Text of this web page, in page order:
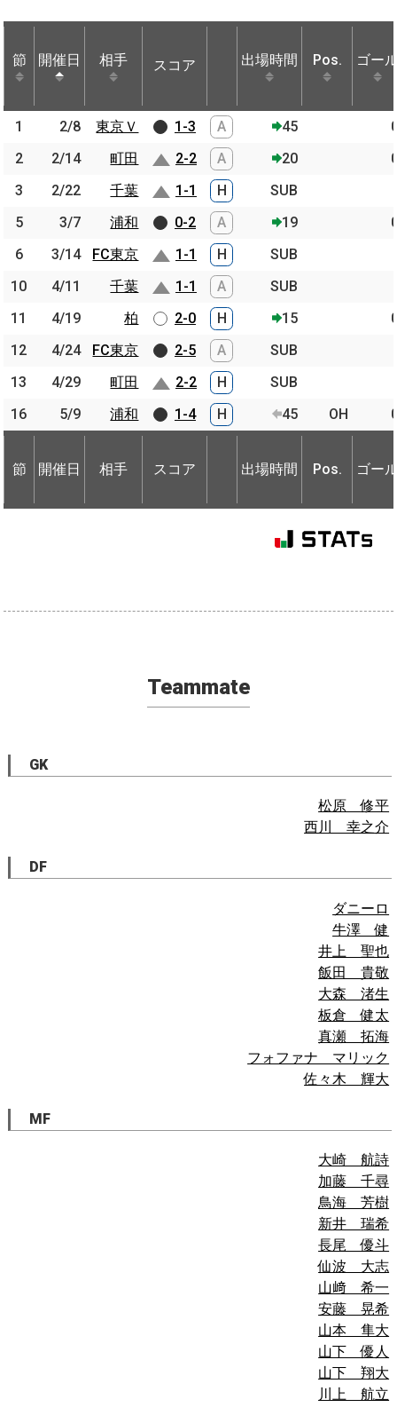
節 開催日 相手 スコア 出場時間 Pos. ゴー
節 開催日 相手 スコア 出場時間 ゴー
1 2/8 東京Ｖ 1-3 A 45
2
2/14 町田 2-2 A 20
3
2/22 千葉 1-1 H
SUB
5
3/7 浦和 0-2 A 19
6
3/14 FC東京 1-1 H
SUB
10
4/11 千葉 1-1 A
SUB
11
4/19 柏 2-0 H 15
12
4/24 FC東京 2-5 A
SUB
13
4/29 町田 2-2 H
SUB
16
5/9 浦和 1-4 H 45 OH
節 開催日 相手 スコア 出場時間 Pos. ゴー
節 開催日 相手
1 2/8
東京Ｖ
2
2/14
町田
3
2/22
千葉
5
3/7
浦和
6
3/14
FC東京
10
4/11
千葉
11
4/19
柏
12
4/24
FC東京
13
4/29
町田
16
5/9 浦和
節 開催日 相手
Teammate
GK
松原 修平
西川 幸之介
DF
ダニーロ
牛澤 健
井上 聖也
飯田 貴敬
大森 渚生
板倉 健太
真瀬 拓海
フォファナ マリック
佐々木 輝大
MF
大崎 航詩
加藤 千尋
鳥海 芳樹
新井 瑞希
長尾 優斗
仙波 大志
山﨑 希一
安藤 晃希
山本 隼大
山下 優人
山下 翔大
川上 航立